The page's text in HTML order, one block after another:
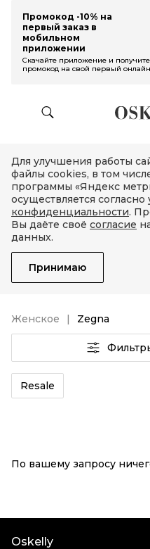
Промокод -10% на
первый заказ в
мобильном
приложении
Скачайте приложение и получите
промокод на свой первый
Для улучшения работы
файлы cookies, в том
программы «Яндекс
осуществляется согласно
конфиденциальности.
Вы даёте своё согласие
данных.
Принимаю
Женское Zegna
Resale
По вашему запросу
Oskelly